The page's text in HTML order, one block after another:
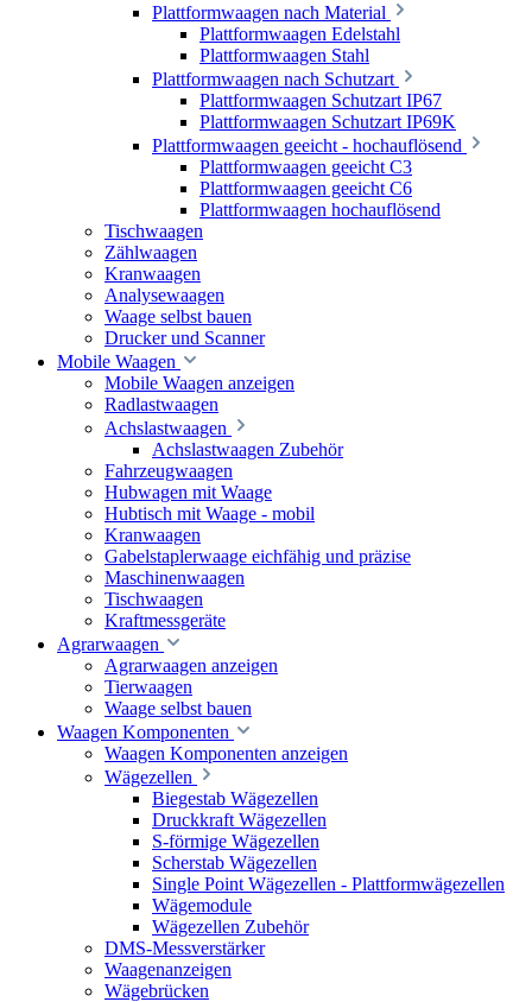
Plattformwaagen nach Material
Plattformwaagen Edelstahl
Plattformwaagen Stahl
Plattformwaagen nach Schutzart
Plattformwaagen Schutzart IP67
Plattformwaagen Schutzart IP69K
Plattformwaagen geeicht - hochauflösend
Plattformwaagen geeicht C3
Plattformwaagen geeicht C6
Plattformwaagen hochauflösend
Tischwaagen
Zählwaagen
Kranwaagen
Analysewaagen
Waage selbst bauen
Drucker und Scanner
Mobile Waagen
Mobile Waagen anzeigen
Radlastwaagen
Achslastwaagen
Achslastwaagen Zubehör
Fahrzeugwaagen
Hubwagen mit Waage
Hubtisch mit Waage - mobil
Kranwaagen
Gabelstaplerwaage eichfähig und präzise
Maschinenwaagen
Tischwaagen
Kraftmessgeräte
Agrarwaagen
Agrarwaagen anzeigen
Tierwaagen
Waage selbst bauen
Waagen Komponenten
Waagen Komponenten anzeigen
Wägezellen
Biegestab Wägezellen
Druckkraft Wägezellen
S-förmige Wägezellen
Scherstab Wägezellen
Single Point Wägezellen - Plattformwägezellen
Wägemodule
Wägezellen Zubehör
DMS-Messverstärker
Waagenanzeigen
Wägebrücken